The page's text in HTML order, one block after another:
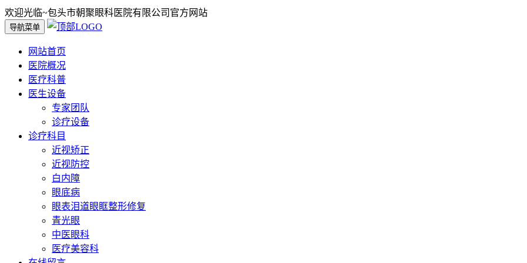
欢迎光临~包头市朝聚眼科医院有限公司官方网站
导航菜单
网站首页
医院概况
医疗科普
医生设备
专家团队
诊疗设备
诊疗科目
近视矫正
近视防控
白内障
眼底病
眼表泪道眼眶整形修复
青光眼
中医眼科
医疗美容科